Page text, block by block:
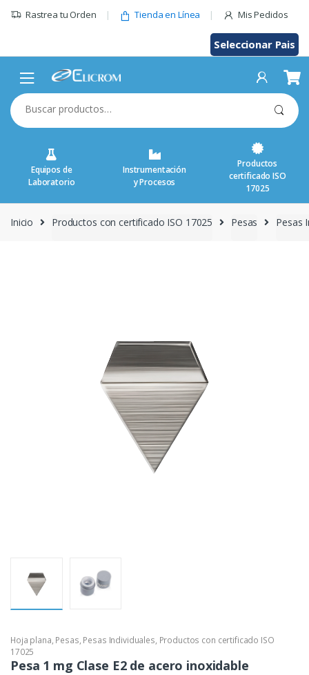
Rastrea tu Orden Tienda en Línea Mis Pedidos
Seleccionar Pais
Buscar
por:
Equipos de
Laboratorio
Instrumentación
y Procesos
Productos
certificado ISO
17025
Inicio Productos con certificado ISO 17025 Pesas Pesas
Hoja plana, Pesas, Pesas Individuales, Productos con certificado ISO
17025
Pesa 1 mg Clase E2 de acero inoxidable